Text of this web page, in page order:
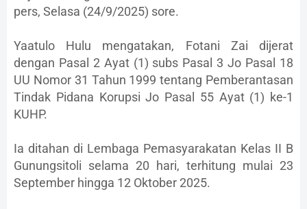
pers, Selasa (24/9/2025) sore.
Yaatulo Hulu mengatakan, Fotani Zai dijerat
dengan Pasal 2 Ayat (1) subs Pasal 3 Jo Pasal 18
UU Nomor 31 Tahun 1999 tentang Pemberantasan
Tindak Pidana Korupsi Jo Pasal 55 Ayat (1) ke-1
KUHP.
Ia ditahan di Lembaga Pemasyarakatan Kelas II B
Gunungsitoli selama 20 hari, terhitung mulai 23
September hingga 12 Oktober 2025.